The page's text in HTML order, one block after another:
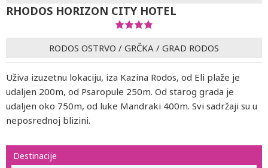
RHODOS HORIZON CITY HOTEL
RODOS OSTRVO / GRČKA / GRAD RODOS
Uživa izuzetnu lokaciju, iza Kazina Rodos, od Eli plaže je
udaljen 200m, od Psaropule 250m. Od starog grada je
udaljen oko 750m, od luke Mandraki 400m. Svi sadržaji su u
neposrednoj blizini.
Destinacije